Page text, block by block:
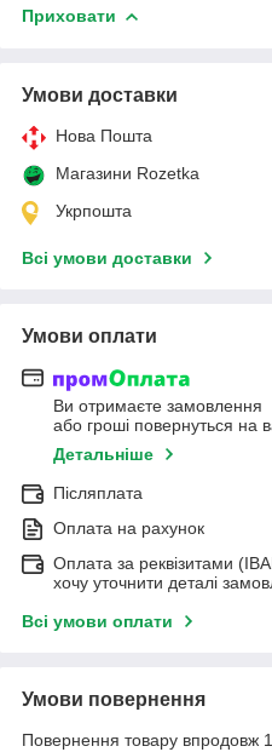
Приховати
Умови доставки
Нова Пошта
Магазини Rozetka
Укрпошта
Всі умови доставки
Умови оплати
Ви отримаєте замовлення
або гроші повернуться на
Детальніше
Післяплата
Оплата на рахунок
Оплата за реквізитами
хочу уточнити деталі
Всі умови оплати
Умови повернення
Повернення товару впродовж